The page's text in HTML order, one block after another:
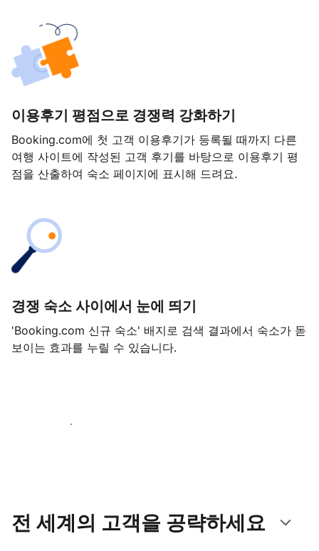
이용후기 평점으로 경쟁력 강화하기
Booking.com에 첫 고객 이용후기가 등록될 때까지 다른
여행 사이트에 작성된 고객 후기를 바탕으로 이용후기 평
점을 산출하여 숙소 페이지에 표시해 드려요.
경쟁 숙소 사이에서 눈에 띄기
'Booking.com 신규 숙소' 배지로 검색 결과에서 숙소가 돋
보이는 효과를 누릴 수 있습니다.
지금 등록 시작하기
전 세계의 고객을 공략하세요